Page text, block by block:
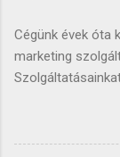
Cégünk évek óta
marketing
weboldalakat és
eredményesen